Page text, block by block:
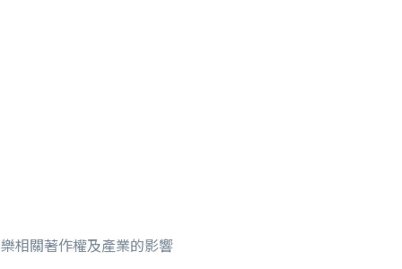
相關著作權及產業的影響